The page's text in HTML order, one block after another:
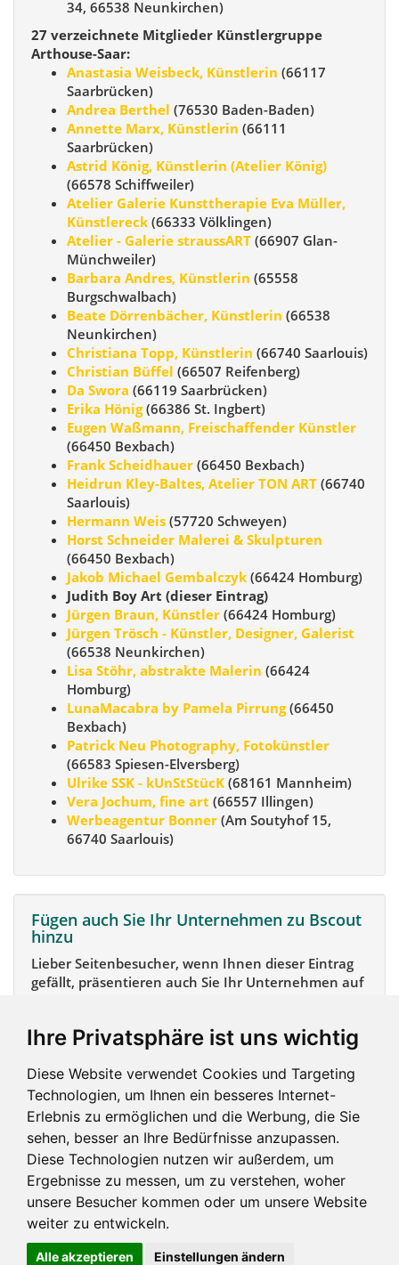
Ihre Privatsphäre ist uns wichtig
Diese Website verwendet Cookies und Targeting
Technologien, um Ihnen ein besseres Internet-
Erlebnis zu ermöglichen und die Werbung, die Sie
sehen, besser an Ihre Bedürfnisse anzupassen.
Diese Technologien nutzen wir außerdem, um
Ergebnisse zu messen, um zu verstehen, woher
unsere Besucher kommen oder um unsere Website
weiter zu entwickeln.
Alle akzeptieren Einstellungen ändern
34, 66538 Neunkirchen)
27 verzeichnete Mitglieder Künstlergruppe
Arthouse-Saar:
Anastasia Weisbeck, Künstlerin (66117
Saarbrücken)
Andrea Berthel (76530 Baden-Baden)
Annette Marx, Künstlerin (66111
Saarbrücken)
Astrid König, Künstlerin (Atelier König)
(66578 Schiffweiler)
Atelier Galerie Kunsttherapie Eva Müller,
Künstlereck (66333 Völklingen)
Atelier - Galerie straussART (66907 Glan-
Münchweiler)
Barbara Andres, Künstlerin (65558
Burgschwalbach)
Beate Dörrenbächer, Künstlerin (66538
Neunkirchen)
Christiana Topp, Künstlerin (66740 Saarlouis)
Christian Büffel (66507 Reifenberg)
Da Swora (66119 Saarbrücken)
Erika Hönig(66386 St. Ingbert)
Eugen Waßmann, Freischaffender Künstler
(66450 Bexbach)
Frank Scheidhauer (66450 Bexbach)
Heidrun Kley-Baltes, Atelier TON ART (66740
Saarlouis)
Hermann Weis (57720 Schweyen)
Horst Schneider Malerei & Skulpturen
(66450 Bexbach)
Jakob Michael Gembalczyk (66424 Homburg)
Judith Boy Art (dieser Eintrag)
Jürgen Braun, Künstler (66424 Homburg)
Jürgen Trösch - Künstler, Designer, Galerist
(66538 Neunkirchen)
Lisa Stöhr, abstrakte Malerin (66424
Homburg)
LunaMacabra by Pamela Pirrung(66450
Bexbach)
Patrick Neu Photography, Fotokünstler
(66583 Spiesen-Elversberg)
Ulrike SSK - kUnStStücK (68161 Mannheim)
Vera Jochum, fine art (66557 Illingen)
Werbeagentur Bonner (Am Soutyhof 15,
66740 Saarlouis)
Fügen auch Sie Ihr Unternehmen zu Bscout
hinzu
Lieber Seitenbesucher, wenn Ihnen dieser Eintrag
gefällt, präsentieren auch Sie Ihr Unternehmen auf
Mein Unternehmen hinzufügen